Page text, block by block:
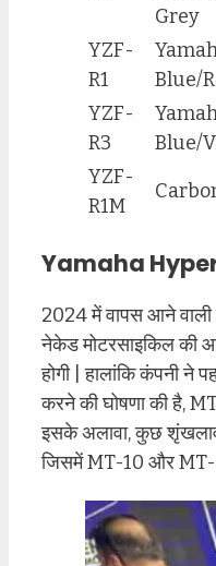
Grey
YZF-
R1
Blue/
YZF-
R3
Blue/
YZF-
R1M
Yamaha
2024 में वापस आने वाली
नेकेड मोटरसाइकिल की
होगी | हालांकि कंपनी ने
करने की घोषणा की है,
इसके अलावा, कुछ
जिसमें MT-10 और MT-